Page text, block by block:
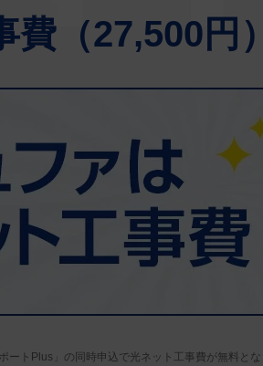
費（27,500円
トPlus」の同時申込で光ネット工事費が無料とな